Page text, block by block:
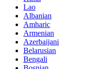
Lao
Albanian
Amharic
Armenian
Azerbaijani
Belarusian
Bengali